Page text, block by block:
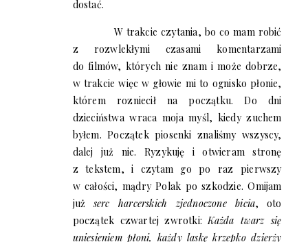
dostać.
W trakcie czytania, bo co mam robić
z rozwlekłymi czasami komentarzami
do filmów, których nie znam i może dobrze,
w trakcie więc w głowie mi to ognisko płonie,
którem rozniecił na początku. Do dni
dzieciństwa wraca moja myśl, kiedy zuchem
byłem. Początek piosenki znaliśmy wszyscy,
dalej już nie. Ryzykuję i otwieram stronę
z tekstem, i czytam go po raz pierwszy
w całości, mądry Polak po szkodzie. Omijam
jużserc harcerskich zjednoczone bicia, oto
początek czwartej zwrotki:Każda twarz się
uniesieniem płoni, każdy laskę krzepko dzierży